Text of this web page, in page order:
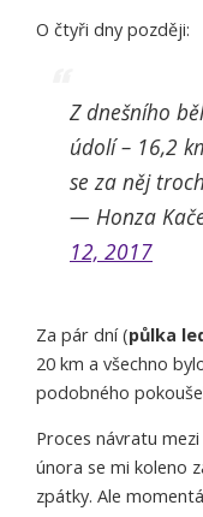
O čtyři dny později:
Z dnešního
údolí – 16,2
se za něj
— Honza
12, 2017
Za pár dní (půlka
20 km a všechno
podobného
Proces návratu
února se mi koleno
zpátky. Ale